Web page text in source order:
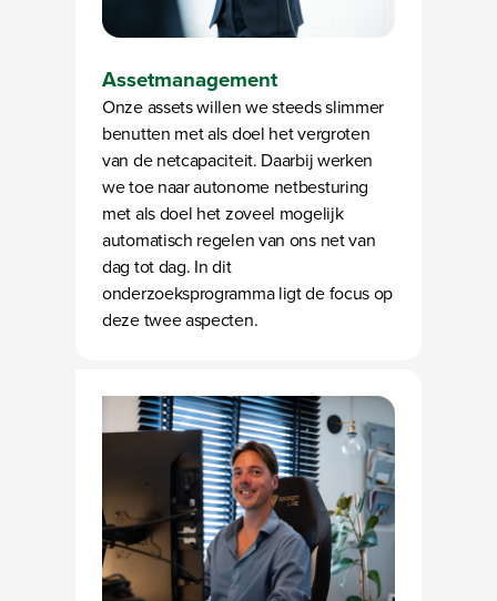
Assetmanagement
Onze assets willen we steeds slimmer
benutten met als doel het vergroten
van de netcapaciteit. Daarbij werken
we toe naar autonome netbesturing
met als doel het zoveel mogelijk
automatisch regelen van ons net van
dag tot dag. In dit
onderzoeksprogramma ligt de focus op
deze twee aspecten.